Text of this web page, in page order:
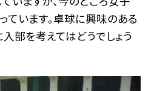
ています。卓球に興味のある
部を考えてはどうでしょう